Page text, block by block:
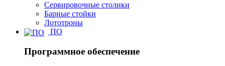
Сервировочные столики
Барные стойки
Лототроны
ПО
Программное обеспечение